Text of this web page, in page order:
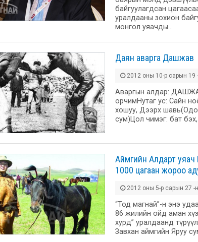
байгуулагдсан
уралдааны зохион
монгол уяачды…
Даян аварга Дашжав
2012 оны 10-р сарын 19
Аваргын алдар:
орчимНутаг ус: Сайн
хошуу, Дээрх
сум)Цол чимэг: бат
Аймгийн Алдарт уяач
1000 цагаан жороо
2012 оны 5-р сарын 27 -
“Тод магнай”-н энэ
86 жилийн ойд аман
хурд” уралдаанд
Завхан аймгийн Яруу